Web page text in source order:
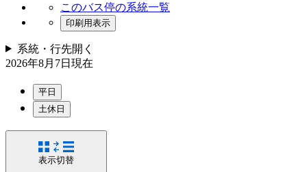
このバス停の系統一覧
印刷用表示
系統・行先開く
2026年8月7日 現在
平日
土休日
表示切替